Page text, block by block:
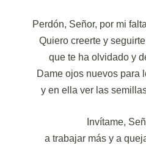
Perdón, Señor, por mi
Quiero creerte y
que te ha olvidado y
Dame ojos nuevos para
y en ella ver las
Invítame,
a trabajar más y a